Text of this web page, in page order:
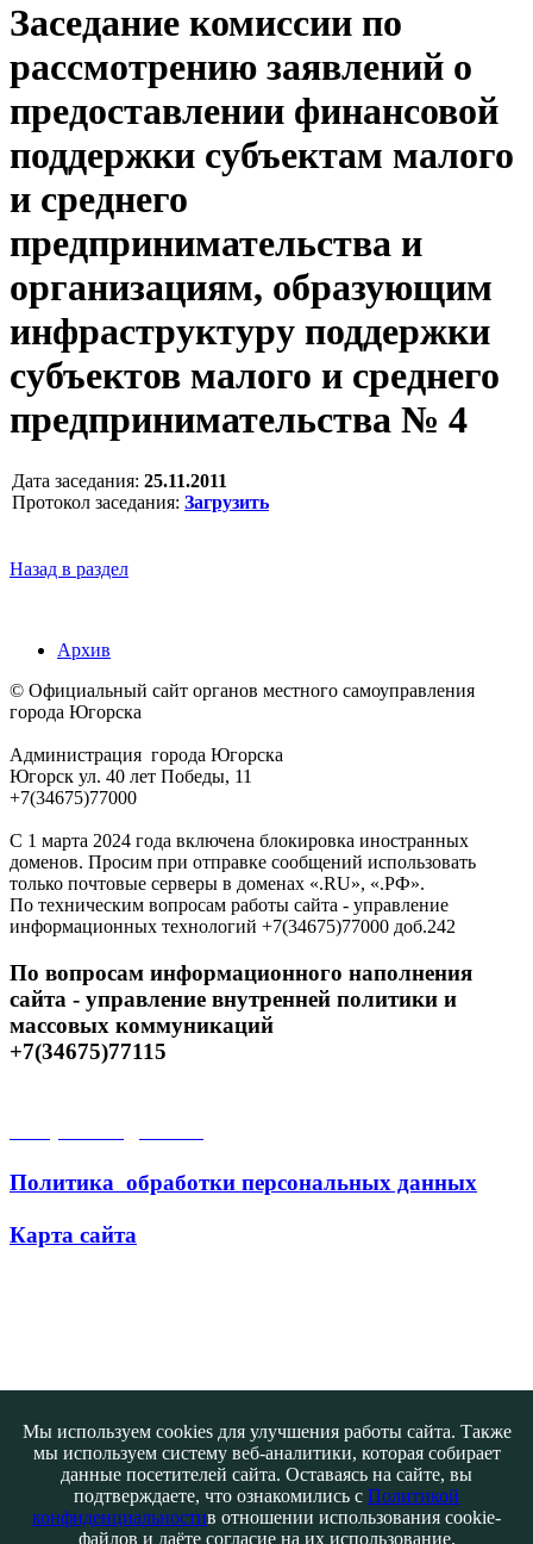
Заседание комиссии по
рассмотрению заявлений о
предоставлении финансовой
поддержки субъектам малого
и среднего
предпринимательства и
организациям, образующим
инфраструктуру поддержки
субъектов малого и среднего
предпринимательства № 4
Дата заседания: 25.11.2011
Протокол заседания: Загрузить
Назад в раздел
Архив
© Официальный сайт органов местного самоуправления
города Югорска
Администрация города Югорска
Югорск ул. 40 лет Победы, 11
+7(34675)77000
С 1 марта 2024 года включена блокировка иностранных
доменов. Просим при отправке сообщений использовать
только почтовые серверы в доменах «.RU», «.РФ».
По техническим вопросам работы сайта - управление
информационных технологий +7(34675)77000 доб.242
По вопросам информационного наполнения
сайта - управление внутренней политики и
массовых коммуникаций
+7(34675)77115
Политика обработки персональных данных
Карта сайта
Мы используем cookies для улучшения работы сайта. Также
мы используем систему веб-аналитики, которая собирает
данные посетителей сайта. Оставаясь на сайте, вы
подтверждаете, что ознакомились с Политикой
конфиденциальностив отношении использования cookie-
файлов и даёте согласие на их использование.